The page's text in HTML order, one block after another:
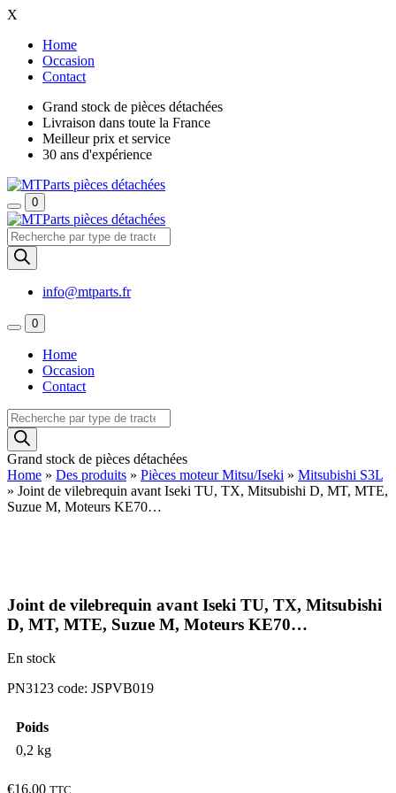
X
Home
Occasion
Contact
Grand stock de pièces détachées
Livraison dans toute la France
Meilleur prix et service
30 ans d'expérience
0
Recherche
de
produits
info@mtparts.fr
0
Home
Occasion
Contact
Recherche
de
produits
Grand stock de pièces détachées
Home » Des produits » Pièces moteur Mitsu/Iseki » Mitsubishi S3L
» Joint de vilebrequin avant Iseki TU, TX, Mitsubishi D, MT, MTE,
Suzue M, Moteurs KE70…
Joint de vilebrequin avant Iseki TU, TX, Mitsubishi
D, MT, MTE, Suzue M, Moteurs KE70…
En stock
PN3123 code: JSPVB019
Poids
0,2 kg
€16,00 TTC